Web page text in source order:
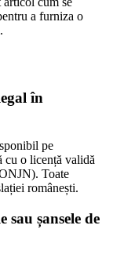
a furniza o
în
pe
cu o licență validă
Toate
românești.
șansele de